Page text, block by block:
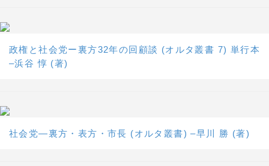
政権と社会党ー裏方32年の回顧談 (オルタ叢書 7) 単行本
–浜谷 惇 (著)
社会党―裏方・表方・市長 (オルタ叢書) –早川 勝 (著)